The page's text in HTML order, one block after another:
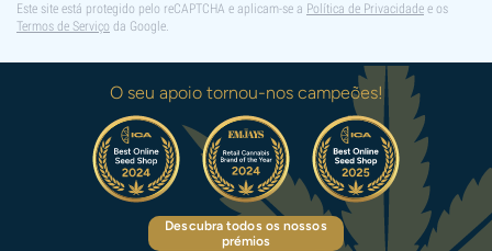
Este site está protegido pelo reCAPTCHA e aplicam-se a Política de Privacidade e os
Termos de Serviço da Google.
O seu apoio tornou-nos campeões!
Descubra todos os nossos
prémios